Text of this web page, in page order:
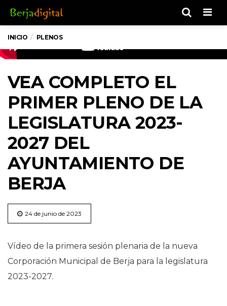
INICIO PLENOS
VEA COMPLETO EL
PRIMER PLENO DE LA
LEGISLATURA 2023-
2027 DEL
AYUNTAMIENTO DE
BERJA
24 de junio de 2023
Vídeo de la primera sesión plenaria de la nueva
Corporación Municipal de Berja para la legislatura
2023-2027.